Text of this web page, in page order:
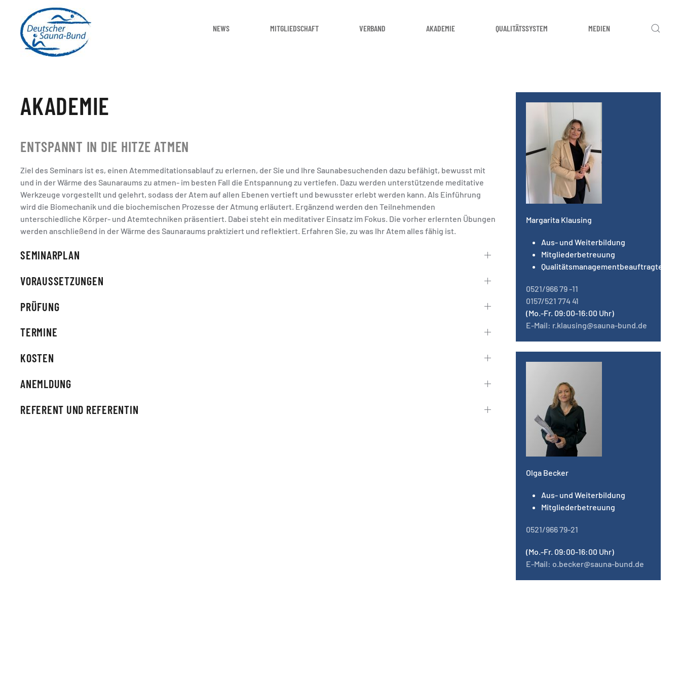
NEWS MITGLIEDSCHAFT VERBAND AKADEMIE QUALITÄTSSYSTEM MEDIEN
AKADEMIE
ENTSPANNT IN DIE HITZE ATMEN
Ziel des Seminars ist es, einen Atemmeditationsablauf zu erlernen, der Sie und Ihre Saunabesuchenden dazu befähigt, bewusst mit
und in der Wärme des Saunaraums zu atmen- im besten Fall die Entspannung zu vertiefen. Dazu werden unterstützende meditative
Werkzeuge vorgestellt und gelehrt, sodass der Atem auf allen Ebenen vertieft und bewusster erlebt werden kann. Als Einführung
wird die Biomechanik und die biochemischen Prozesse der Atmung erläutert. Ergänzend werden den Teilnehmenden
unterschiedliche Körper- und Atemtechniken präsentiert. Dabei steht ein meditativer Einsatz im Fokus. Die vorher erlernten Übungen
werden anschließend in der Wärme des Saunaraums praktiziert und reflektiert. Erfahren Sie, zu was Ihr Atem alles fähig ist.
SEMINARPLAN
VORAUSSETZUNGEN
PRÜFUNG
TERMINE
KOSTEN
ANEMLDUNG
REFERENT UND REFERENTIN
Margarita Klausing
Aus- und Weiterbildung
Mitgliederbetreuung
Qualitätsmanagementbeauftragte
0521/966 79 -11
0157/521 774 41
(Mo.-Fr. 09:00-16:00 Uhr)
E-Mail: r.klausing@sauna-bund.de
Olga Becker
Aus- und Weiterbildung
Mitgliederbetreuung
0521/966 79-21
(Mo.-Fr. 09:00-16:00 Uhr)
E-Mail: o.becker@sauna-bund.de